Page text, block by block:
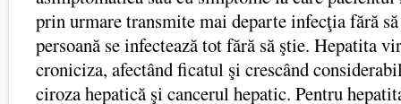
prin urmare transmite mai departe infecţia fără
persoană se infectează tot fără să ştie. Hepatita
croniciza, afectând ficatul şi crescând
ciroza hepatică şi cancerul hepatic. Pentru